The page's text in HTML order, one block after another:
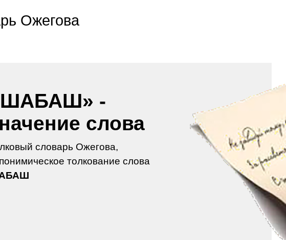
-
слова
словарь Ожегова,
толкование слова
Ожегова